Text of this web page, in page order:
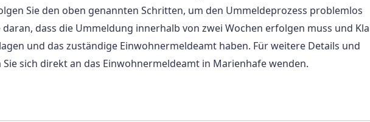
Sie den oben genannten Schritten, um den Ummeldeprozess problemlos
daran, dass die Ummeldung innerhalb von zwei Wochen erfolgen muss und
und das zuständige Einwohnermeldeamt haben. Für weitere Details und
sich direkt an das Einwohnermeldeamt in Marienhafe wenden.